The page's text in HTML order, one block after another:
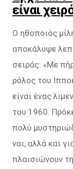
είναι
Ο ηθοποιός
αποκάλυψε
σειράς: «Με
ρόλος του
είναι ένας
του 1960.
πολύ
ναι, αλλά και
πλαισιώνουν